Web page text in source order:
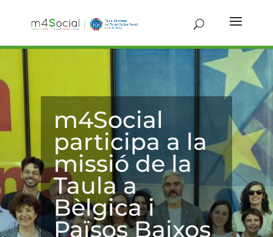
m4Social
participa a la
missió de la
Taula a
Bèlgica i
Països Baixos